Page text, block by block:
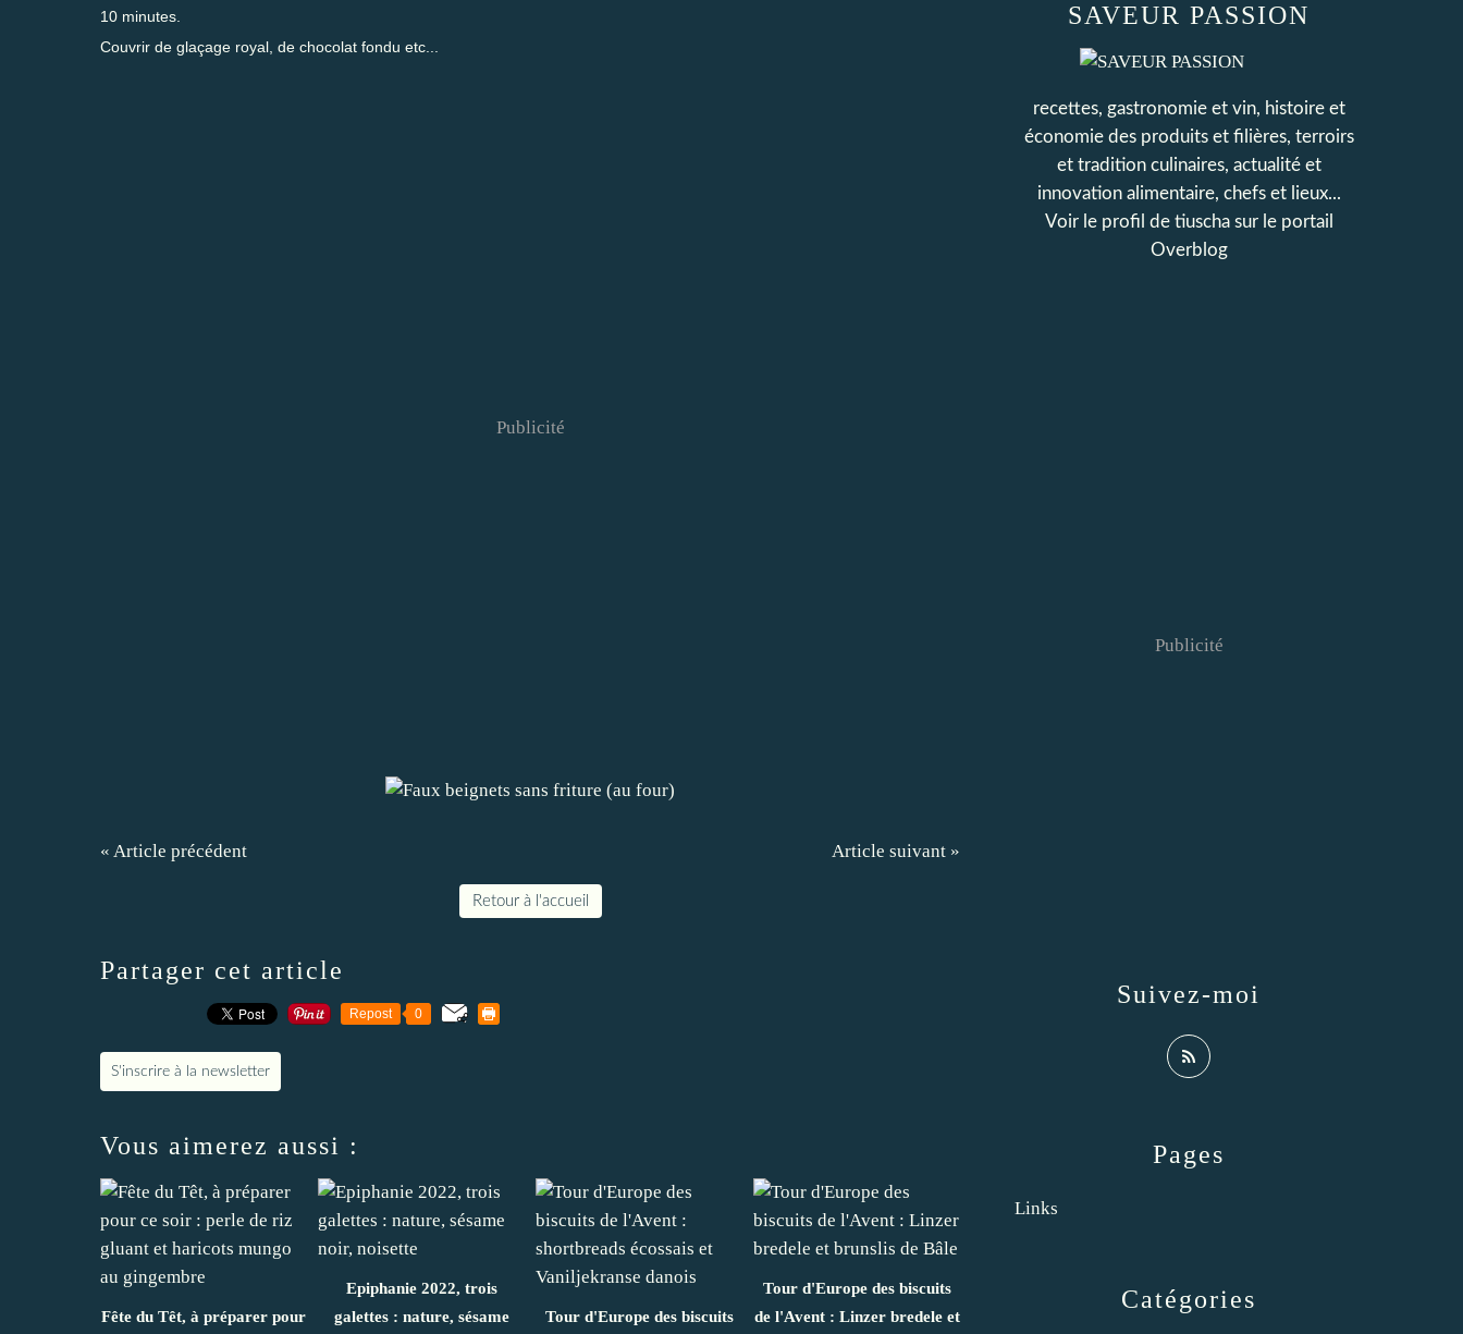
10 minutes.
Couvrir de glaçage royal, de chocolat fondu etc...
Publicité
« Article précédent Article suivant »
Retour à l'accueil
Partager cet article
Repost 0
S'inscrire à la newsletter
Vous aimerez aussi :
Fête du Têt, à préparer pour
Epiphanie 2022, trois
galettes : nature, sésame
Tour d'Europe des biscuits
Tour d'Europe des biscuits
de l'Avent : Linzer bredele et
Catégories
Pages
Links
SAVEUR PASSION
recettes, gastronomie et vin, histoire et
économie des produits et filières, terroirs
et tradition culinaires, actualité et
innovation alimentaire, chefs et lieux...
Voir le profil de tiuschasur le portail
Overblog
Suivez-moi
Publicité